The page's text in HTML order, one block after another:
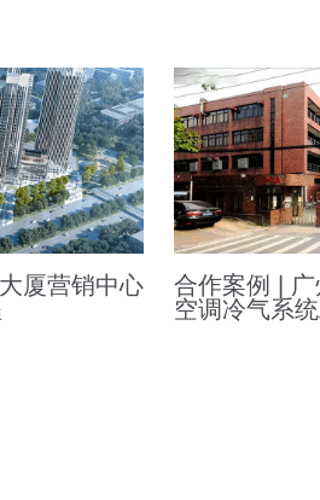
厦营销中心
合作案例 | 广
空调冷气系